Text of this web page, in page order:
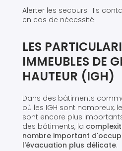
Alerter les secours : Ils
en cas de nécessité.
LES
IMMEUBLES DE
HAUTEUR (IGH)
Dans des bâtiments
où les IGH sont nombreux,
sont encore plus
des bâtiments, la
nombre important
l'évacuation plus délicate.